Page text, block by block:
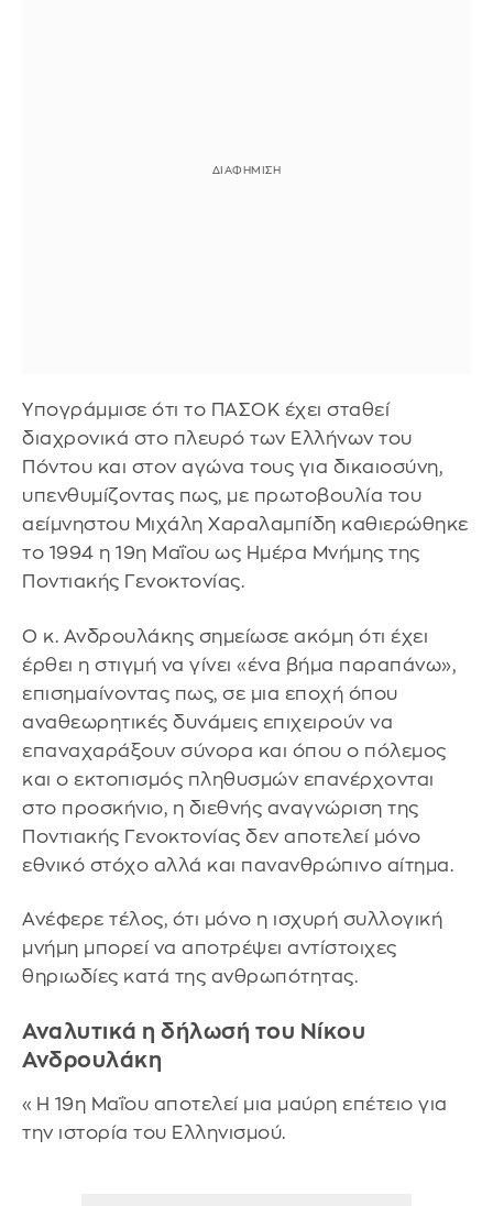
Υπογράμμισε ότι το ΠΑΣΟΚ έχει σταθεί
διαχρονικά στο πλευρό των Ελλήνων του
Πόντου και στον αγώνα τους για δικαιοσύνη,
υπενθυμίζοντας πως, με πρωτοβουλία του
αείμνηστου Μιχάλη Χαραλαμπίδη καθιερώθηκε
το 1994 η 19η Μαΐου ως Ημέρα Μνήμης της
Ποντιακής Γενοκτονίας.
Ο κ. Ανδρουλάκης σημείωσε ακόμη ότι έχει
έρθει η στιγμή να γίνει «ένα βήμα παραπάνω»,
επισημαίνοντας πως, σε μια εποχή όπου
αναθεωρητικές δυνάμεις επιχειρούν να
επαναχαράξουν σύνορα και όπου ο πόλεμος
και ο εκτοπισμός πληθυσμών επανέρχονται
στο προσκήνιο, η διεθνής αναγνώριση της
Ποντιακής Γενοκτονίας δεν αποτελεί μόνο
εθνικό στόχο αλλά και πανανθρώπινο αίτημα.
Ανέφερε τέλος, ότι μόνο η ισχυρή συλλογική
μνήμη μπορεί να αποτρέψει αντίστοιχες
θηριωδίες κατά της ανθρωπότητας.
Αναλυτικά η δήλωσή του Νίκου
Ανδρουλάκη
«Η 19η Μαΐου αποτελεί μια μαύρη επέτειο για
την ιστορία του Ελληνισμού.